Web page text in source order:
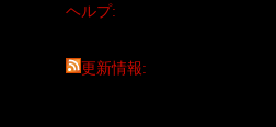
ヘルプ
更新情報